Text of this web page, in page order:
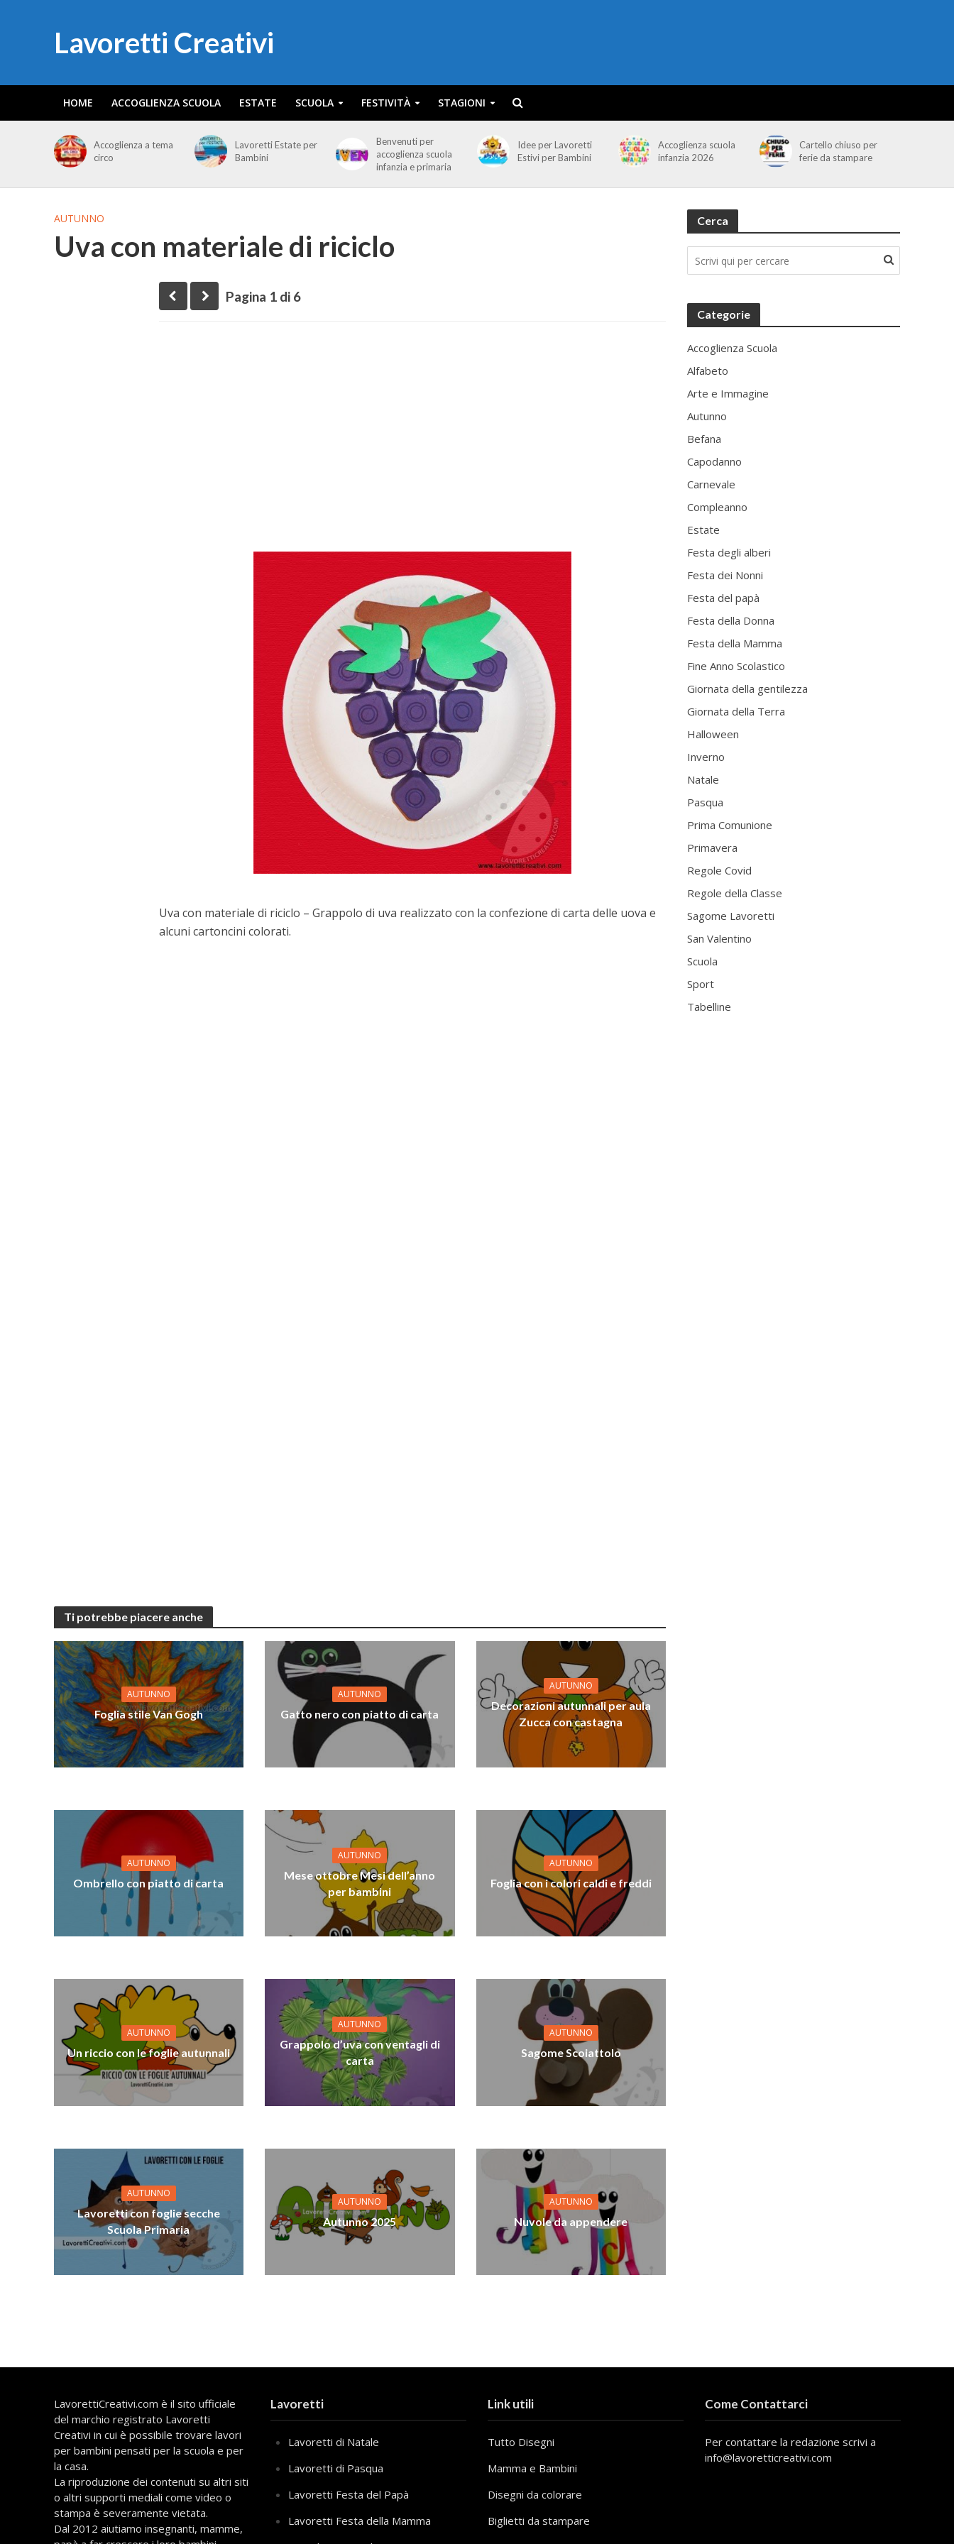
Lavoretti Creativi
HOME ACCOGLIENZA SCUOLA ESTATE SCUOLA FESTIVITÀ STAGIONI
Accoglienza a tema
circo
Lavoretti Estate per
Bambini
Benvenuti per
accoglienza scuola
infanzia e primaria
Idee per Lavoretti
Estivi per Bambini
Accoglienza scuola
infanzia 2026
Cartello chiuso per
ferie da stampare
AUTUNNO
Uva con materiale di riciclo
Pagina 1 di 6
Uva con materiale di riciclo – Grappolo di uva realizzato con la confezione di carta delle uova e
alcuni cartoncini colorati.
Ti potrebbe piacere anche
AUTUNNO
Foglia stile Van Gogh
AUTUNNO
Gatto nero con piatto di carta
AUTUNNO
Decorazioni autunnali per aula
Zucca con castagna
AUTUNNO
Ombrello con piatto di carta
AUTUNNO
Mese ottobre Mesi dell’anno
per bambini
AUTUNNO
Foglia con i colori caldi e freddi
AUTUNNO
Un riccio con le foglie autunnali
AUTUNNO
Grappolo d’uva con ventagli di
carta
AUTUNNO
Sagome Scoiattolo
AUTUNNO
Lavoretti con foglie secche
Scuola Primaria
AUTUNNO
Autunno 2025
AUTUNNO
Nuvole da appendere
Cerca
Categorie
Accoglienza Scuola
Alfabeto
Arte e Immagine
Autunno
Befana
Capodanno
Carnevale
Compleanno
Estate
Festa degli alberi
Festa dei Nonni
Festa del papà
Festa della Donna
Festa della Mamma
Fine Anno Scolastico
Giornata della gentilezza
Giornata della Terra
Halloween
Inverno
Natale
Pasqua
Prima Comunione
Primavera
Regole Covid
Regole della Classe
Sagome Lavoretti
San Valentino
Scuola
Sport
Tabelline
LavorettiCreativi.com è il sito ufficiale
del marchio registrato Lavoretti
Creativi in cui è possibile trovare lavori
per bambini pensati per la scuola e per
la casa.
La riproduzione dei contenuti su altri siti
o altri supporti mediali come video o
stampa è severamente vietata.
Dal 2012 aiutiamo insegnanti, mamme,
Lavoretti
Lavoretti di Natale
Lavoretti di Pasqua
Lavoretti Festa del Papà
Lavoretti Festa della Mamma
Link utili
Tutto Disegni
Mamma e Bambini
Disegni da colorare
Biglietti da stampare
Come Contattarci
Per contattare la redazione scrivi a
info@lavoretticreativi.com